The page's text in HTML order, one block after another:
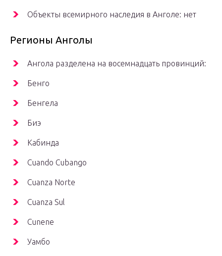
Объекты всемирного наследия в Анголе: нет
Регионы Анголы
Ангола разделена на восемнадцать провинций:
Бенго
Бенгела
Биэ
Кабинда
Cuando Cubango
Cuanza Norte
Cuanza Sul
Cunene
Уамбо